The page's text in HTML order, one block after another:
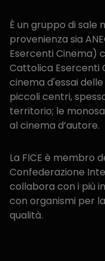
È un gruppo di sale
provenienza sia
Esercenti Cinema)
Cattolica Esercenti
cinema d'essai
piccoli centri,
territorio; le
al cinema d’autore.
La FICE è membro
Confederazione
collabora con i più
con organismi per
qualità.